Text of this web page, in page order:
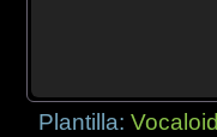
Plantilla:Vocaloid